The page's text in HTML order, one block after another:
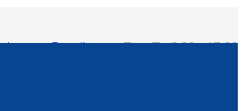
vlparma@mail.ru Пн - Пт 9:00 - 17:00